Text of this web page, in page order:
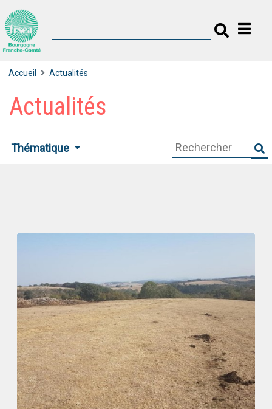
Accueil Actualités
Actualités
Thématique